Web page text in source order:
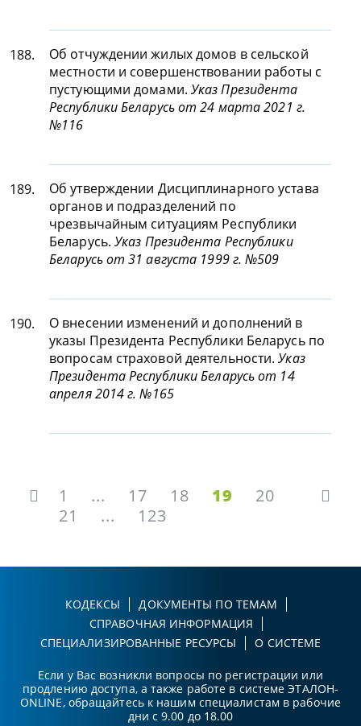
188.
Об отчуждении жилых домов в сельской
местности и совершенствовании работы с
пустующими домами. Указ Президента
Республики Беларусь от 24 марта 2021 г.
№116
189.
Об утверждении Дисциплинарного устава
органов и подразделений по
чрезвычайным ситуациям Республики
Беларусь. Указ Президента Республики
Беларусь от 31 августа 1999 г. №509
190.
О внесении изменений и дополнений в
указы Президента Республики Беларусь по
вопросам страховой деятельности.Указ
Президента Республики Беларусь от 14
апреля 2014 г. №165
1 ... 17 18 19
20
21
... 123
КОДЕКСЫ
ДОКУМЕНТЫ ПО ТЕМАМ
СПРАВОЧНАЯ ИНФОРМАЦИЯ
СПЕЦИАЛИЗИРОВАННЫЕ РЕСУРСЫ
О СИСТЕМЕ
Если у Вас возникли вопросы по регистрации или
продлению доступа, а также работе в системе ЭТАЛОН-
ONLINE, обращайтесь к нашим специалистам в рабочие
дни с 9.00 до 18.00